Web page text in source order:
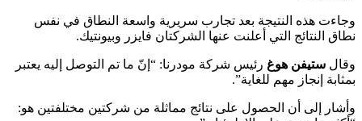
وجاءت هذه النتيجة بعد تجارب سريرية واسعة النطاق في نفس
نطاق النتائج التي أعلنت عنها الشركتان فايزر وبيونتيك.
وقال ستيفن هوغ رئيس شركة مودرنا: “إنّ ما تم التوصل إليه يعتبر
بمثابة إنجاز مهم للغاية”.
وأشار إلى أن الحصول على نتائج مماثلة من شركتين مختلفتين هو: